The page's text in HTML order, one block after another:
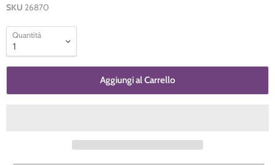
SKU 26870
Quantità
Aggiungi al Carrello